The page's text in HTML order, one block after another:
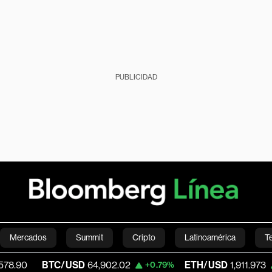
PUBLICIDAD
Mercados Summit Cripto Latinoamérica
Economía Estilo de vida Mundo Videos
USD 64,902.02 +0.79% ETH/USD 1,911.973 +0.32%